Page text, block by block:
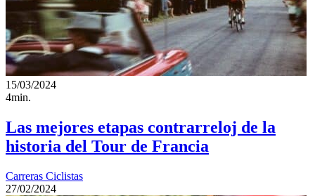
15/03/2024
4min.
Las mejores etapas contrarreloj de la
historia del Tour de Francia
Carreras Ciclistas
27/02/2024